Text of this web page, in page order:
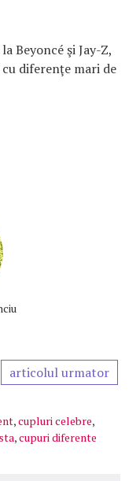
Beyoncé şi Jay-Z,
diferenţe mari de
articolul urmator
,cupluri celebre,
,cupuri diferente